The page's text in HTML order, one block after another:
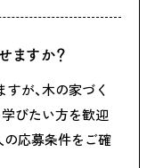
ますか？
が、木の家づく
学びたい方を歓迎
の応募条件をご確